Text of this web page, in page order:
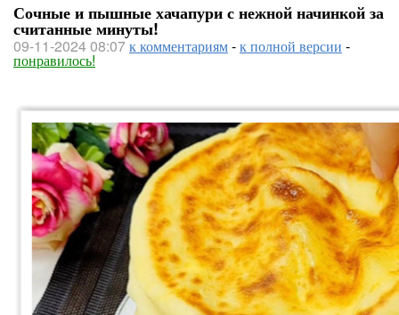
Сочные и пышные хачапури с нежной начинкой за
считанные минуты!
09-11-2024 08:07к комментариям-к полной версии -
понравилось!